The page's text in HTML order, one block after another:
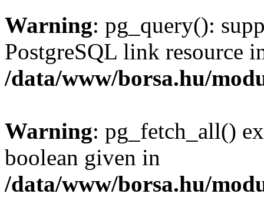
Warning: pg_query():
PostgreSQL link resource
/data/www/borsa.hu/
Warning: pg_fetch_all()
boolean given in
/data/www/borsa.hu/